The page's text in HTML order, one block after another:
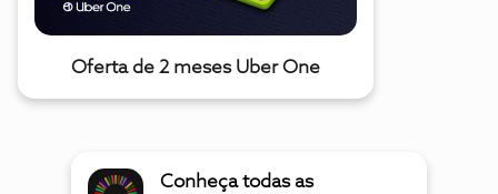
Oferta de 2 meses Uber One
Conheça todas as